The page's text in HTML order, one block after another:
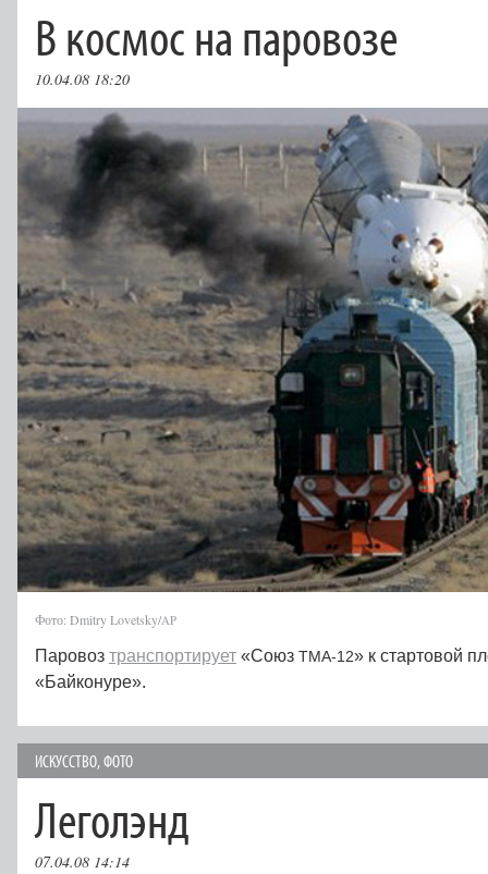
В космос на паровозе
10.04.08 18:20
Фото: Dmitry Lovetsky/AP
Паровоз транспортирует «Союз TMA-12» к стартовой
«Байконуре».
ИСКУССТВО,ФОТО
Леголэнд
07.04.08 14:14